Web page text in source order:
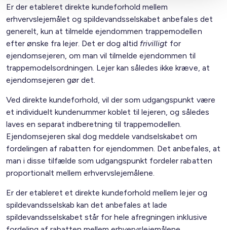
Er der etableret direkte kundeforhold mellem
erhvervslejemålet og spildevandsselskabet anbefales det
generelt, kun at tilmelde ejendommen trappemodellen
efter ønske fra lejer. Det er dog altid frivilligt for
ejendomsejeren, om man vil tilmelde ejendommen til
trappemodelsordningen. Lejer kan således ikke kræve, at
ejendomsejeren gør det.
Ved direkte kundeforhold, vil der som udgangspunkt være
et individuelt kundenummer koblet til lejeren, og således
laves en separat indberetning til trappemodellen.
Ejendomsejeren skal dog meddele vandselskabet om
fordelingen af rabatten for ejendommen. Det anbefales, at
man i disse tilfælde som udgangspunkt fordeler rabatten
proportionalt mellem erhvervslejemålene.
Er der etableret et direkte kundeforhold mellem lejer og
spildevandsselskab kan det anbefales at lade
spildevandsselskabet står for hele afregningen inklusive